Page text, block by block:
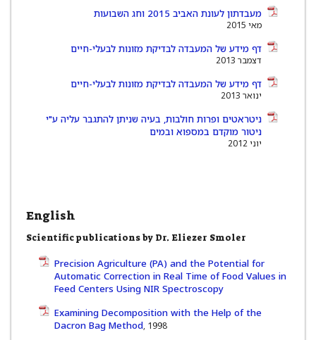
מעבדתון לעונת האביב 2015 וחג השבועות
מאי 2015
דף מידע של המעבדה לבדיקת מזונות לבעלי-חיים
דצמבר 2013
דף מידע של המעבדה לבדיקת מזונות לבעלי-חיים
ינואר 2013
ניטראטים ופרות חולבות, בעיה שניתן להתגבר עליה ע"י
ניטור מוקדם במספוא ובמים
יוני 2012
English
Scientific publications by Dr. Eliezer Smoler
Precision Agriculture (PA) and the Potential for
Automatic Correction in Real Time of Food Values in
Feed Centers Using NIR Spectroscopy
Examining Decomposition with the Help of the
Dacron Bag Method, 1998